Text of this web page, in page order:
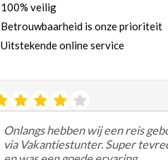
100% veilig
Betrouwbaarheid is onze prioriteit
Uitstekende online service
Onlangs hebben wij een reis
via Vakantiestunter. Super